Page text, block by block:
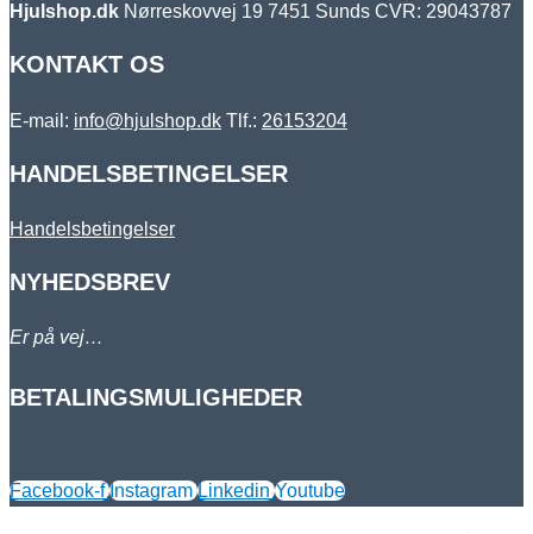
Hjulshop.dk Nørreskovvej 19 7451 Sunds CVR: 29043787
KONTAKT OS
E-mail: info@hjulshop.dk Tlf.: 26153204
HANDELSBETINGELSER
Handelsbetingelser
NYHEDSBREV
Er på vej…
BETALINGSMULIGHEDER
Facebook-f Instagram Linkedin Youtube